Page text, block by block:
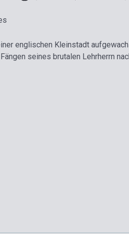
englischen Kleinstadt
seines brutalen Lehrherrn